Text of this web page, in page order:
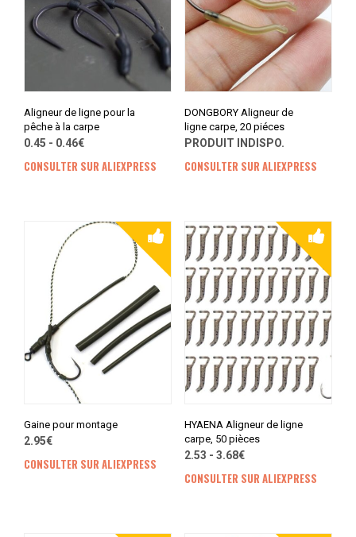
Aligneur de ligne pour la
pêche à la carpe
0.45 - 0.46€
CONSULTER SUR ALIEXPRESS
DONGBORY Aligneur de
ligne carpe, 20 piéces
PRODUIT INDISPO.
CONSULTER SUR ALIEXPRESS
Gaine pour montage
2.95€
CONSULTER SUR ALIEXPRESS
HYAENA Aligneur de ligne
carpe, 50 pièces
2.53 - 3.68€
CONSULTER SUR ALIEXPRESS